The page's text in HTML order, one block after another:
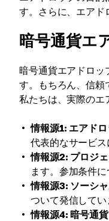
す。さらに、エアド
暗号通貨エ
暗号通貨エアドロッ
す。もちろん、信頼
私たちは、実際のエ
情報源1: エアド
代表的なサービ
情報源2: プロジ
ます。参加条件
情報源3: ソーシ
ついて発信して
情報源4: 暗号通